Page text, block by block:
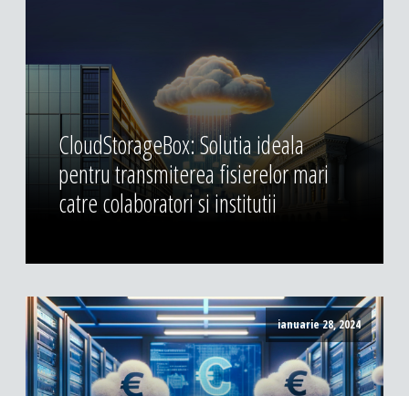
CloudStorageBox: Solutia ideala
pentru transmiterea fisierelor mari
catre colaboratori si institutii
ianuarie 28, 2024